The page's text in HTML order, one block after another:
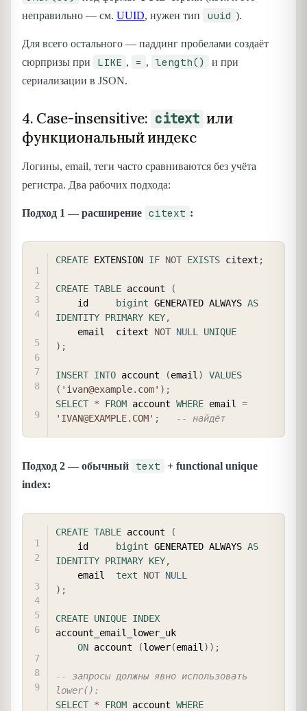
неправильно — см. UUID, нужен тип uuid ).
Для всего остального — паддинг пробелами создаёт
сюрпризы при
LIKE , = , length()
и при
сериализации в JSON.
4. Case-insensitive: citext или
функциональный индекс
Логины, email, теги часто сравниваются без учёта
регистра. Два рабочих подхода:
Подход 1 — расширение citext :
CREATE EXTENSION IF NOT EXISTS citext ;
CREATE TABLE account
(
    id
bigint GENERATED ALWAYS AS
IDENTITY PRIMARY KEY,
    email  citext
NOT NULL UNIQUE
) ;
INSERT INTO account (email)
VALUES
( 'ivan@example.com' ) ;
SELECT * FROM account WHERE email =
'IVAN@EXAMPLE.COM' ; -- найдёт
COPY
Подход 2 — обычный text
+ functional unique
index:
CREATE TABLE account
(
    id
bigint GENERATED ALWAYS AS
IDENTITY PRIMARY KEY,
    email
text NOT NULL
) ;
CREATE UNIQUE INDEX
account_email_lower_uk
ON account (lower(email ) ) ;
-- запросы должны явно использовать
lower():
SELECT * FROM account WHERE